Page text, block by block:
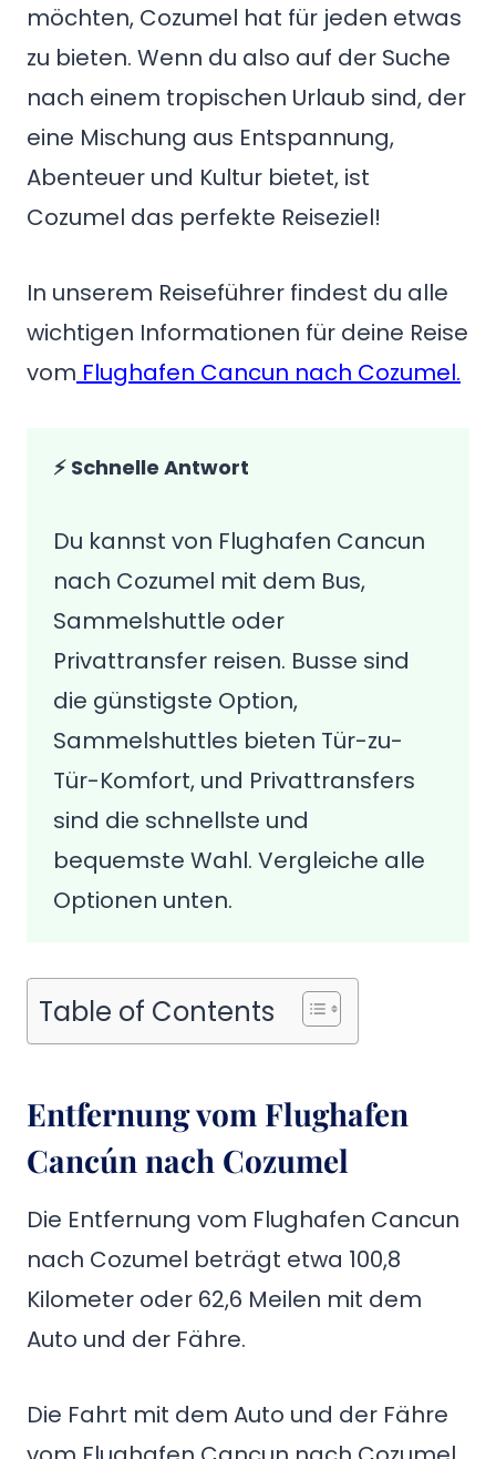
möchten, Cozumel hat für jeden etwas
zu bieten. Wenn du also auf der Suche
nach einem tropischen Urlaub sind, der
eine Mischung aus Entspannung,
Abenteuer und Kultur bietet, ist
Cozumel das perfekte Reiseziel!
In unserem Reiseführer findest du alle
wichtigen Informationen für deine Reise
vom Flughafen Cancun nach Cozumel.
⚡ Schnelle Antwort
Du kannst von Flughafen Cancun
nach Cozumel mit dem Bus,
Sammelshuttle oder
Privattransfer reisen. Busse sind
die günstigste Option,
Sammelshuttles bieten Tür-zu-
Tür-Komfort, und Privattransfers
sind die schnellste und
bequemste Wahl. Vergleiche alle
Optionen unten.
Table of Contents
Entfernung vom Flughafen
Cancún nach Cozumel
Die Entfernung vom Flughafen Cancun
nach Cozumel beträgt etwa 100,8
Kilometer oder 62,6 Meilen mit dem
Auto und der Fähre.
Die Fahrt mit dem Auto und der Fähre